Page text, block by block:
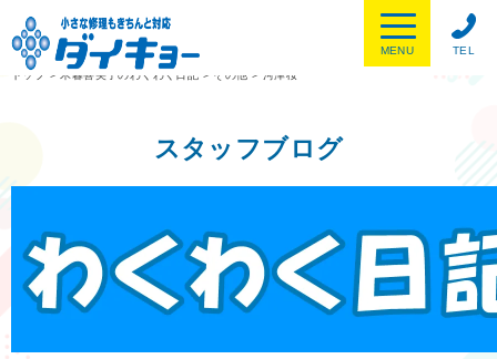
TEL
MENU
トップ
> 木暮喜美子のわくわく日記 > その他 > 河津桜
スタッフブログ